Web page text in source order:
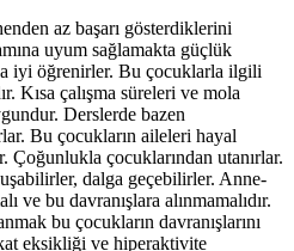
az başarı gösterdiklerini
uyum sağlamakta güçlük
iyi öğrenirler. Bu çocuklarla ilgili
Kısa çalışma süreleri ve mola
Derslerde bazen
Bu çocukların aileleri hayal
Çoğunlukla çocuklarından utanırlar.
dalga geçebilirler. Anne-
ve bu davranışlara alınmamalıdır.
bu çocukların davranışlarını
eksikliği ve hiperaktivite